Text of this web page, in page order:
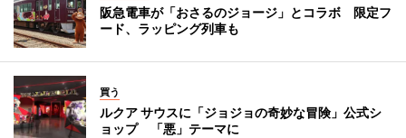
阪急電車が「おさるのジョージ」とコラボ 限定フ
ード、ラッピング列車も
買う
ルクア サウスに「ジョジョの奇妙な冒険」公式シ
ョップ 「悪」テーマに